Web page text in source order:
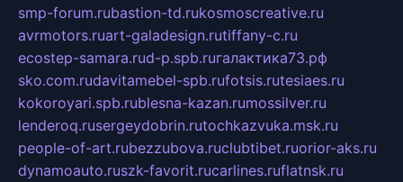
smp-forum.rubastion-td.rukosmoscreative.ru
avrmotors.ruart-galadesign.rutiffany-c.ru
ecostep-samara.rud-p.spb.ruгалактика73.рф
sko.com.rudavitamebel-spb.rufotsis.rutesiaes.ru
kokoroyari.spb.rublesna-kazan.rumossilver.ru
lenderoq.rusergeydobrin.rutochkazvuka.msk.ru
people-of-art.rubezzubova.ruclubtibet.ruorior-aks.ru
dynamoauto.ruszk-favorit.rucarlines.ruflatnsk.ru